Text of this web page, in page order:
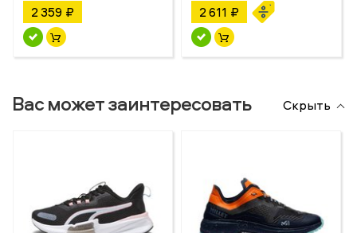
2 359 ₽
2 611 ₽
Вас может заинтересовать Скрыть